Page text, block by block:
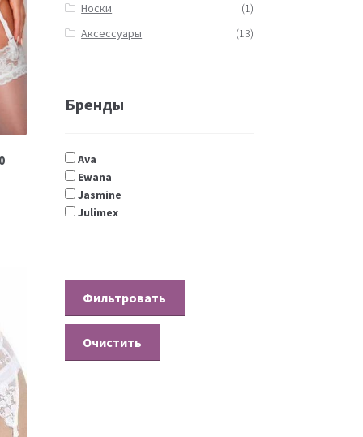
Носки
(1)
Аксессуары
(13)
Бренды
Ava
Ewana
Jasmine
Julimex
Очистить